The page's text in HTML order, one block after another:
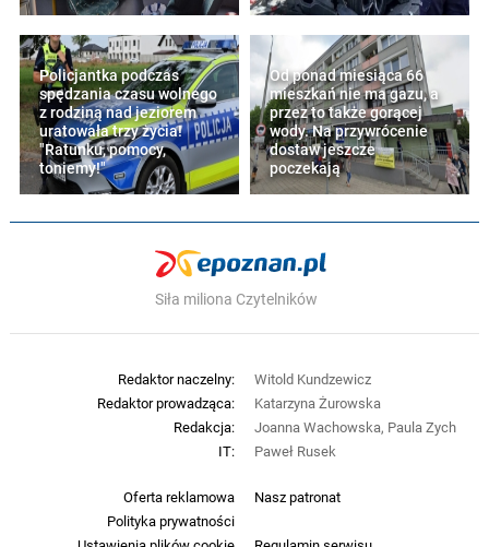
Policjantka podczas
spędzania czasu wolnego
z rodziną nad jeziorem
uratowała trzy życia!
"Ratunku, pomocy,
toniemy!"
Od ponad miesiąca 66
mieszkań nie ma gazu, a
przez to także gorącej
wody. Na przywrócenie
dostaw jeszcze
poczekają
Siła miliona Czytelników
Oferta reklamowa
Nasz patronat
Polityka prywatności
Redaktor naczelny:
Witold Kundzewicz
Redaktor prowadząca:
Katarzyna Żurowska
Redakcja:
Joanna Wachowska, Paula Zych
IT:
Paweł Rusek